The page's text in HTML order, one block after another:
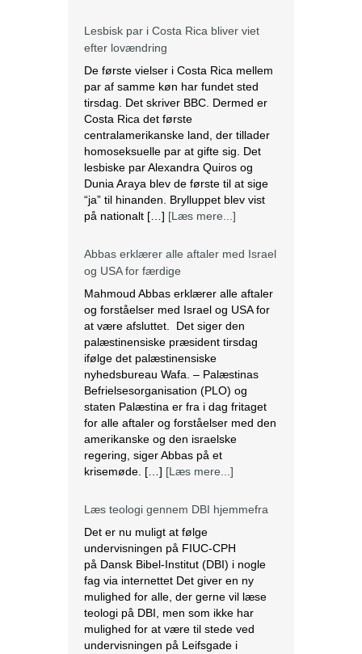
Lesbisk par i Costa Rica bliver viet
efter lovændring
De første vielser i Costa Rica mellem
par af samme køn har fundet sted
tirsdag. Det skriver BBC. Dermed er
Costa Rica det første
centralamerikanske land, der tillader
homoseksuelle par at gifte sig. Det
lesbiske par Alexandra Quiros og
Dunia Araya blev de første til at sige
“ja” til hinanden. Brylluppet blev vist
på nationalt […] [Læs mere...]
Abbas erklærer alle aftaler med Israel
og USA for færdige
Mahmoud Abbas erklærer alle aftaler
og forståelser med Israel og USA for
at være afsluttet. Det siger den
palæstinensiske præsident tirsdag
ifølge det palæstinensiske
nyhedsbureau Wafa. – Palæstinas
Befrielsesorganisation (PLO) og
staten Palæstina er fra i dag fritaget
for alle aftaler og forståelser med den
amerikanske og den israelske
regering, siger Abbas på et
krisemøde. […] [Læs mere...]
Læs teologi gennem DBI hjemmefra
Det er nu muligt at følge
undervisningen på FIUC-CPH
på Dansk Bibel-Institut (DBI) i nogle
fag via internettet Det giver en ny
mulighed for alle, der gerne vil læse
teologi på DBI, men som ikke har
mulighed for at være til stede ved
undervisningen på Leifsgade i